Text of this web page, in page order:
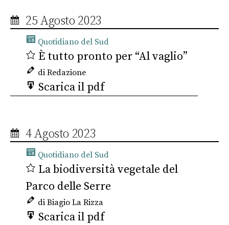
25 Agosto 2023
Quotidiano del Sud
È tutto pronto per “Al vaglio”
di Redazione
Scarica il pdf
4 Agosto 2023
Quotidiano del Sud
La biodiversità vegetale del
Parco delle Serre
di Biagio La Rizza
Scarica il pdf